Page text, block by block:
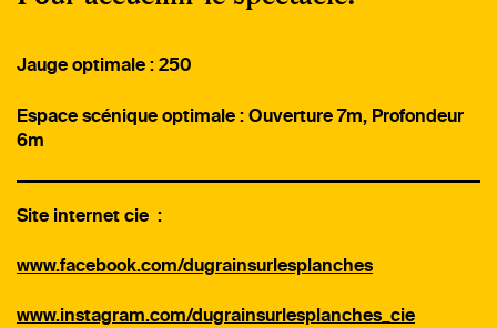
Jauge optimale : 250
Espace scénique optimale : Ouverture 7m, Profondeur
6m
Site internet cie :
www.facebook.com/dugrainsurlesplanches
www.instagram.com/dugrainsurlesplanches_cie